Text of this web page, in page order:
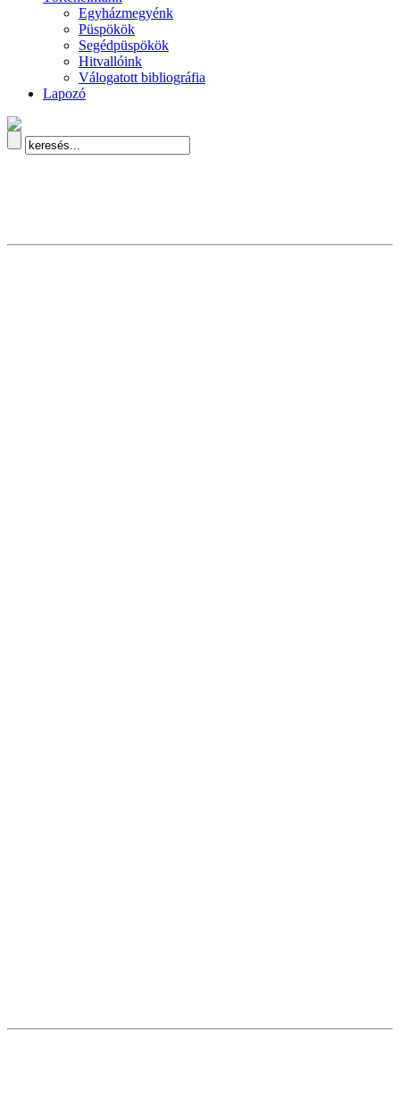
Egyházmegyénk
Püspökök
Segédpüspökök
Hitvallóink
Válogatott bibliográfia
Lapozó